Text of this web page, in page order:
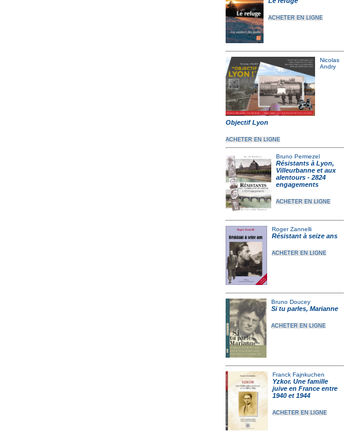
ACHETER EN LIGNE
Nicolas
Andry
Objectif Lyon
ACHETER EN LIGNE
Bruno Permezel
Résistants à Lyon,
Villeurbanne et aux
alentours - 2824
engagements
ACHETER EN LIGNE
Roger Zannelli
Résistant à seize ans
ACHETER EN LIGNE
Bruno Doucey
Si tu parles, Marianne
ACHETER EN LIGNE
Franck Fajnkuchen
Yzkor. Une famille
juive en France entre
1940 et 1944
ACHETER EN LIGNE